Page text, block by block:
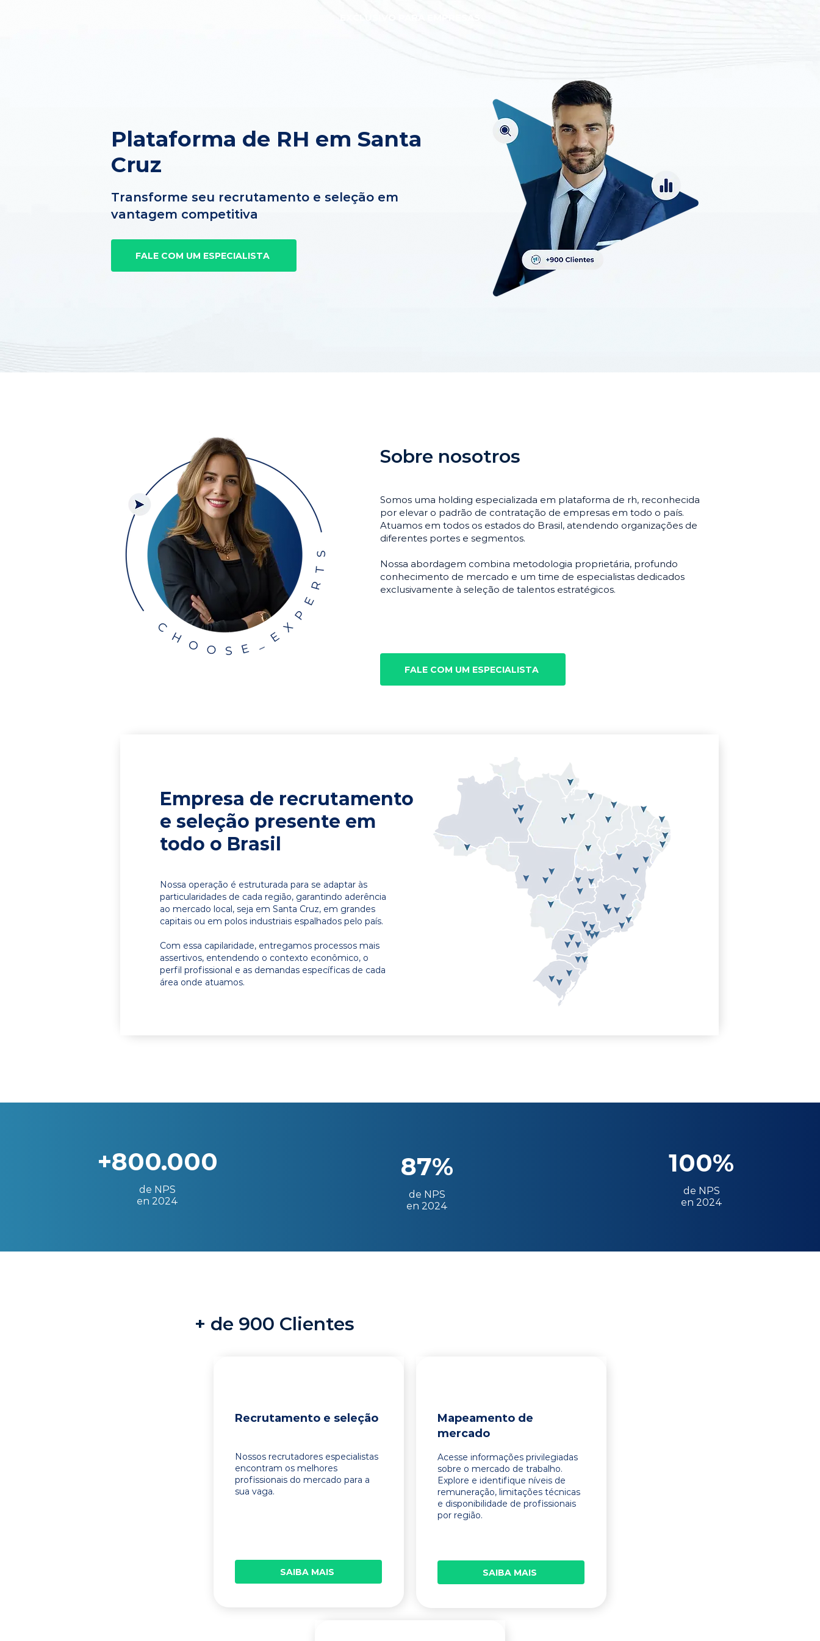
Plataforma de RH em Santa
Cruz
Transforme seu recrutamento e seleção em
vantagem competitiva
FALE COM UM ESPECIALISTA
Sobre nosotros
Somos uma holding especializada em plataforma de rh, reconhecida
por elevar o padrão de contratação de empresas em todo o país.
Atuamos em todos os estados do Brasil, atendendo organizações de
diferentes portes e segmentos.
Nossa abordagem combina metodologia proprietária, profundo
conhecimento de mercado e um time de especialistas dedicados
exclusivamente à seleção de talentos estratégicos.
FALE COM UM ESPECIALISTA
Empresa de recrutamento
e seleção presente em
todo o Brasil
Nossa operação é estruturada para se adaptar às
particularidades de cada região, garantindo aderência
ao mercado local, seja em Santa Cruz, em grandes
capitais ou em polos industriais espalhados pelo país.
Com essa capilaridade, entregamos processos mais
assertivos, entendendo o contexto econômico, o
perfil profissional e as demandas específicas de cada
área onde atuamos.
+800.000
de NPS
en 2024
87%
de NPS
en 2024
100%
de NPS
en 2024
+ de 900 Clientes
Recrutamento e seleção
Nossos recrutadores especialistas
encontram os melhores
profissionais do mercado para a
sua vaga.
SAIBA MAIS
Mapeamento de
mercado
Acesse informações privilegiadas
sobre o mercado de trabalho.
Explore e identifique níveis de
remuneração, limitações técnicas
e disponibilidade de profissionais
por região.
SAIBA MAIS